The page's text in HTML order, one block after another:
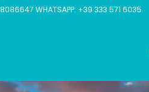
WHATSAPP: +39 333 571 6035